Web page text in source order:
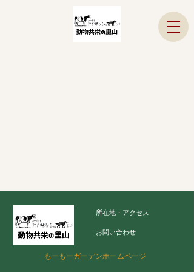
所在地・アクセス
お問い合わせ
もーもーガーデンホームページ